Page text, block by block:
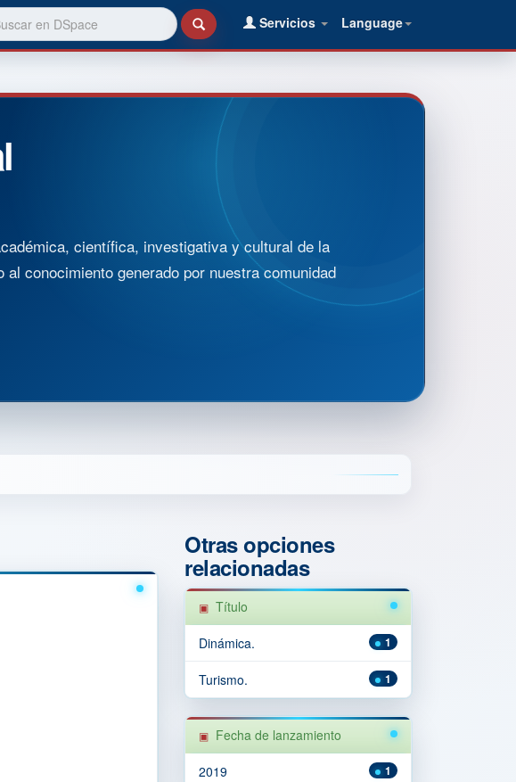
Language
Servicios
científica, investigativa y cultural de la
conocimiento generado por nuestra comunidad
Otras opciones
relacionadas
Título
1
Dinámica.
1
Turismo.
Fecha de lanzamiento
1
2019